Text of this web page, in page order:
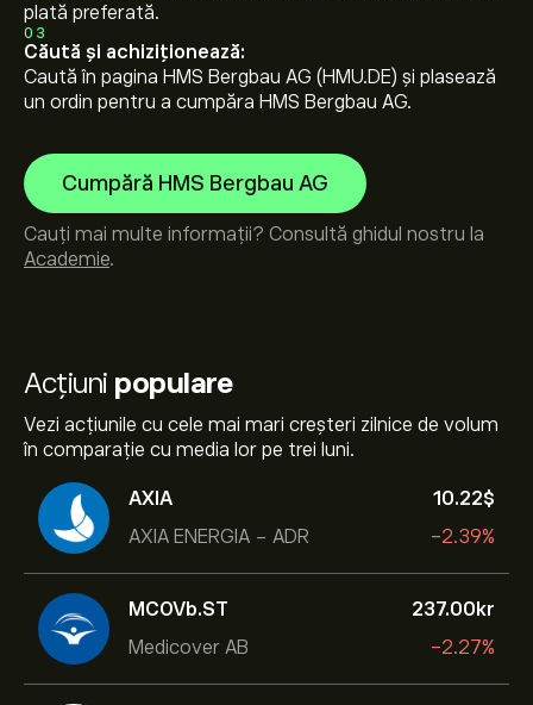
Acțiuni populare
Vezi acțiunile cu cele mai mari creșteri zilnice de volum
în comparație cu media lor pe trei luni.
AXIA
AXIA ENERGIA - ADR
10.22‎$‎
-2.39%
MCOVb.ST
Medicover AB
237.00‎kr‎
-2.27%
plată preferată.
03
Căută și achiziționează:
Caută în pagina HMS Bergbau AG (HMU.DE) și plasează
un ordin pentru a cumpăra HMS Bergbau AG.
Cumpără HMS Bergbau AG
Cauți mai multe informații? Consultă ghidul nostru la
Academie.